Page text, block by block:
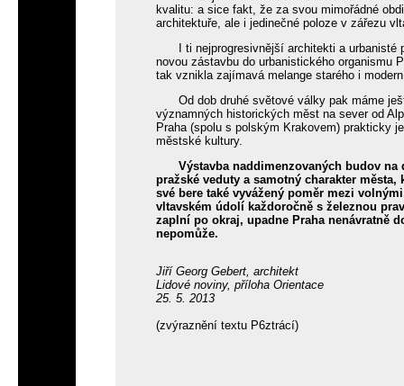
kvalitu: a sice fakt, že za svou mimořádné
architektuře, ale i jedinečné poloze v zářezu
I ti nejprogresivnější architekti a
novou zástavbu do urbanistického organismu
tak vznikla zajímavá melange starého i
Od dob druhé světové války pak máme
významných historických měst na sever od
Praha (spolu s polským Krakovem) prakticky
městské kultury.
Výstavba naddimenzovaných budov
pražské veduty a samotný charakter
své bere také vyvážený poměr mezi
vltavském údolí každoročně s železnou
zaplní po okraj, upadne Praha nenávratně
nepomůže.
Jiří Georg Gebert, architekt
Lidové noviny, příloha Orientace
25. 5. 2013
(zvýraznění textu P6ztrácí)